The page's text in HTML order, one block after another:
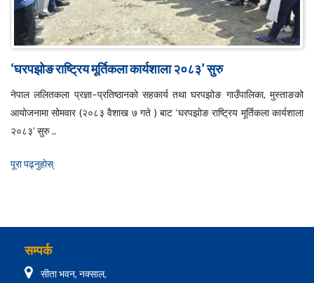
‘घरपझोङ राष्ट्रिय मूर्तिकला कार्यशाला २०८३’ सुरु
नेपाल ललितकला प्रज्ञा–प्रतिष्ठानको सहकार्य तथा घरपझोङ गाउँपालिका, मुस्ताङको
आयोजनामा सोमवार (२०८३ वैशाख ७ गते ) बाट ‘घरपझोङ राष्ट्रिय मूर्तिकला कार्यशाला
२०८३’ सुरु ..
पूरा पढ्नुहाेस्
सम्पर्क
सीता भवन, नक्साल,